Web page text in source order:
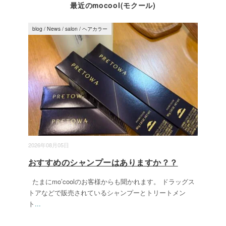
最近のmocool(モクール)
2026年08月05日
blog / News / salon / ヘアカラー
おすすめのシャンプーはありますか？？
たまにmo’coolのお客様からも聞かれます。 ドラッグス
トアなどで販売されているシャンプーとトリートメン
ト ...